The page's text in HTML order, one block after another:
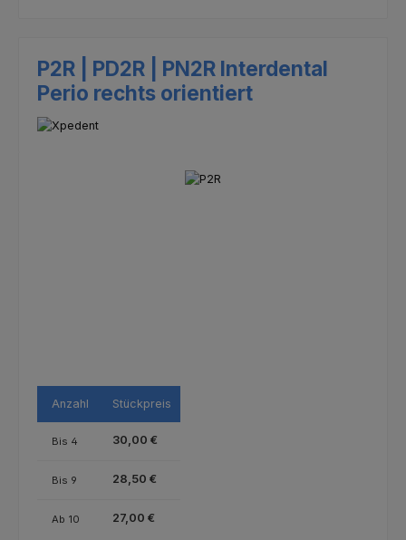
P2R | PD2R | PN2R Interdental
Perio rechts orientiert
Anzahl Stückpreis
Bis 4 30,00 €
Bis 9 28,50 €
Ab 10 27,00 €